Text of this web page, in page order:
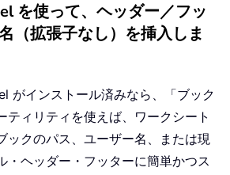
を使って、ヘッダー／フッ
（拡張子なし）を挿入しま
がインストール済みなら、「ブック
ティリティを使えば、ワークシート
ックのパス、ユーザー名、または現
・ヘッダー・フッターに簡単かつス